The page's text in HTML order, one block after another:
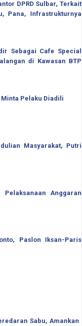
DPRD Sulbar, Terkait
Pana, Infrastrukturnya
Sebagai Cafe Special
di Kawasan BTP
Minta Pelaku Diadili
Masyarakat, Putri
Anggaran
Paslon Iksan-Paris
Sabu, Amankan